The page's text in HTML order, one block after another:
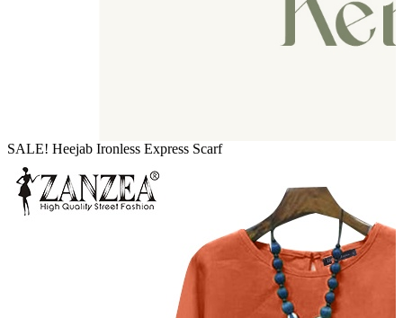
SALE! Heejab Ironless Express Scarf